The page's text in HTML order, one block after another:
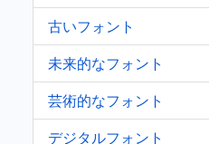
古いフォント
未来的なフォント
芸術的なフォント
デジタルフォント